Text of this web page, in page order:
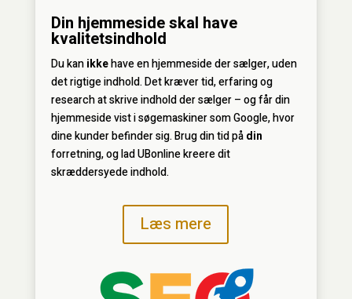
Din hjemmeside skal have
kvalitetsindhold
Du kanikkehave en hjemmeside der sælger, uden
det rigtige indhold. Det kræver tid, erfaring og
research at skrive indhold der sælger – og får din
hjemmeside vist i søgemaskiner som Google, hvor
dine kunder befinder sig. Brug din tid pådin
forretning, og lad UBonline kreere dit
skræddersyede indhold.
Læs mere